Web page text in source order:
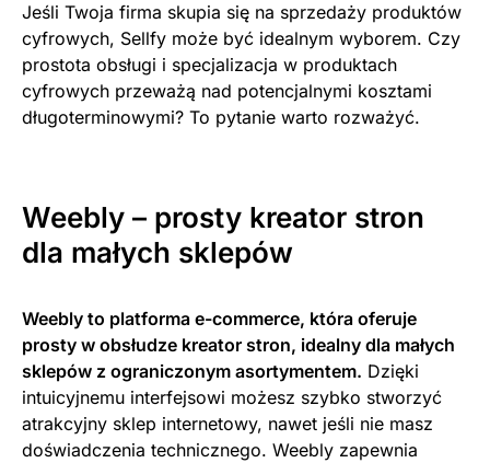
Jeśli Twoja firma skupia się na sprzedaży produktów
cyfrowych, Sellfy może być idealnym wyborem. Czy
prostota obsługi i specjalizacja w produktach
cyfrowych przeważą nad potencjalnymi kosztami
długoterminowymi? To pytanie warto rozważyć.
Weebly – prosty kreator stron
dla małych sklepów
Weebly to platforma e-commerce, która oferuje
prosty w obsłudze kreator stron, idealny dla małych
sklepów z ograniczonym asortymentem. Dzięki
intuicyjnemu interfejsowi możesz szybko stworzyć
atrakcyjny sklep internetowy, nawet jeśli nie masz
doświadczenia technicznego. Weebly zapewnia